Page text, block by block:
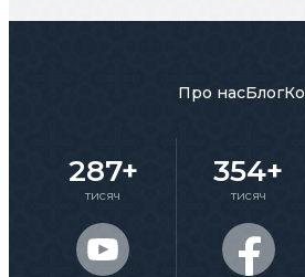
Про насБлог
287+
тисяч
354+
тисяч